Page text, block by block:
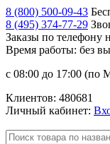
8 (800) 500-09-43
8 (495) 374-77-29
Заказы по телефону
Время работы: без
с 08:00 до 17:00 (по
Клиентов: 480681
Личный кабинет: